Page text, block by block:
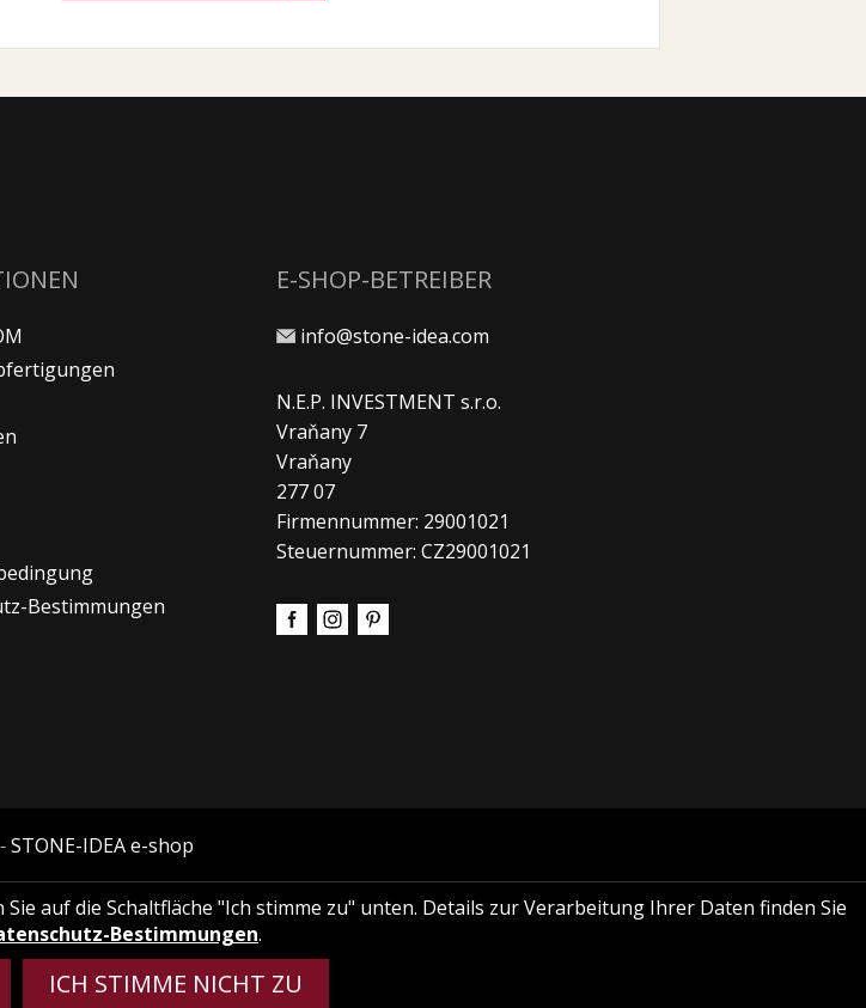
Bestimmungen
E-SHOP-BETREIBER
info@stone-idea.com
N.E.P. INVESTMENT s.r.o.
Vraňany 7
Vraňany
277 07
Firmennummer: 29001021
Steuernummer: CZ29001021
STONE-IDEA e-shop
auf die Schaltfläche "Ich stimme zu" unten. Details zur Verarbeitung Ihrer Daten finden Sie
Bestimmungen.